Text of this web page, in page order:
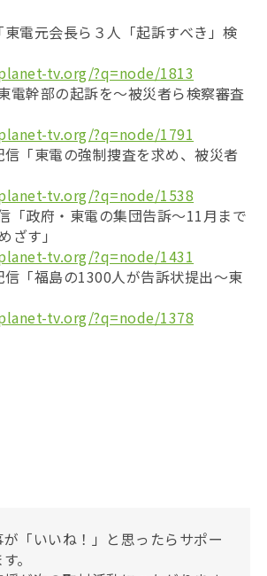
電元会長ら３人「起訴すべき」検
tv.org/?q=node/1813
電幹部の起訴を～被災者ら検察審査
tv.org/?q=node/1791
「東電の強制捜査を求め、被災者
tv.org/?q=node/1538
「政府・東電の集団告訴〜11月まで
ざす」
tv.org/?q=node/1431
「福島の1300人が告訴状提出～東
tv.org/?q=node/1378
「いいね！」と思ったらサポー
。